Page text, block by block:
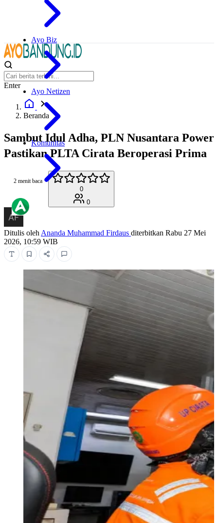
Ayo Biz
Ayo Netizen
Komunitas
Enter
Beranda
Sambut Idul Adha, PLN Nusantara Power
Pastikan PLTA Cirata Beroperasi Prima
2 menit baca
0
0
Ditulis oleh Ananda Muhammad Firdaus diterbitkan Rabu 27 Mei
2026, 10:59 WIB